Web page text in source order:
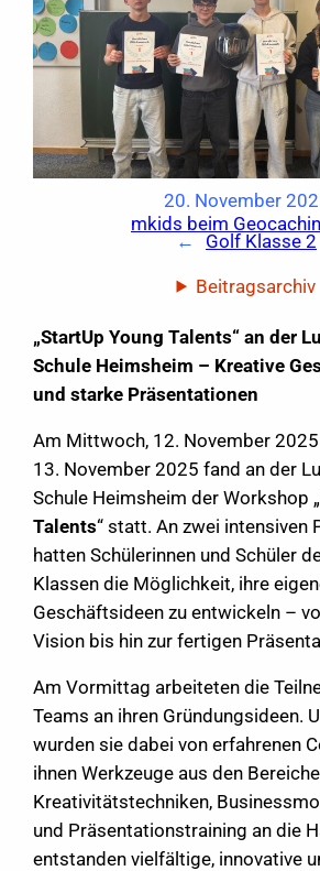
20. November
mkids beim
←
Golf Klasse 2
Beitragsarchiv
„StartUp Young Talents“ an der
Schule Heimsheim – Kreative
und starke Präsentationen
Am Mittwoch, 12. November
13. November 2025 fand an der
Schule Heimsheim der Workshop „
Talents“ statt. An zwei intensiven
hatten Schülerinnen und Schüler
Klassen die Möglichkeit, ihre
Geschäftsideen zu entwickeln –
Vision bis hin zur fertigen
Am Vormittag arbeiteten die
Teams an ihren Gründungsideen.
wurden sie dabei von erfahrenen
ihnen Werkzeuge aus den
Kreativitätstechniken,
und Präsentationstraining an die
entstanden vielfältige, innovative